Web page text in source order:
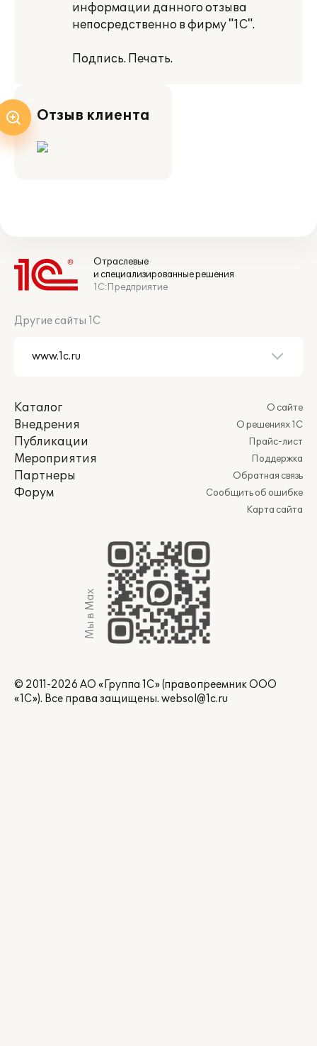
информации данного отзыва
непосредственно в фирму "1С".
Подпись. Печать.
Отзыв клиента
Отраслевые
и специализированные решения
1С:Предприятие
Другие сайты 1С
Каталог
Внедрения
Публикации
Мероприятия
Партнеры
Форум
О сайте
О решениях 1С
Прайс-лист
Поддержка
Обратная связь
Сообщить об ошибке
Карта сайта
Мы в Max
© 2011-2026 АО «Группа 1С» (правопреемник ООО
«1С»). Все права защищены. websol@1c.ru